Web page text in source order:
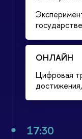
ОНЛАЙН
Цифровая
17:30